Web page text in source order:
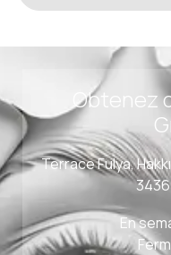
Obtenez
Terrace Fulya,
En